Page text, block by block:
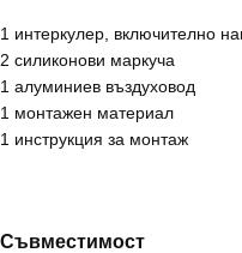
1 интеркулер, включително
2 силиконови маркуча
1 алуминиев въздуховод
1 монтажен материал
1 инструкция за монтаж
Съвместимост